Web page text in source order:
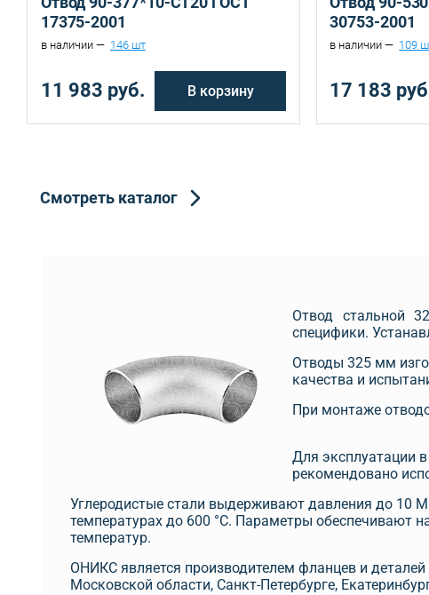
17375-2001
в наличии — 146 шт
11 983 руб. В корзину
30753-2001
в наличии — 109
17 183
Смотреть каталог
Отвод стальной
специфики.
Отводы 325 мм
качества и
При монтаже
Для эксплуатации
рекомендовано
Углеродистые стали выдерживают давления до 10
температурах до 600 °C. Параметры обеспечивают
температур.
ОНИКС является производителем фланцев и
Московской области, Санкт-Петербурге,